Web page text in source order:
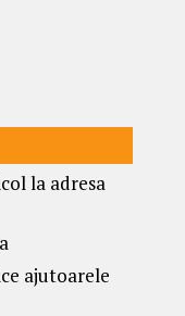
la adresa
ajutoarele